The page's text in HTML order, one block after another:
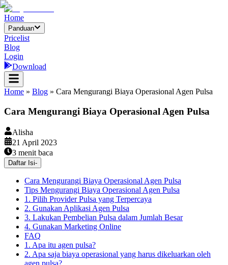
Home
Panduan
Pricelist
Blog
Login
Download
Home » Blog » Cara Mengurangi Biaya Operasional Agen Pulsa
Cara Mengurangi Biaya Operasional Agen Pulsa
Alisha
21 April 2023
3 menit baca
Daftar Isi-
Cara Mengurangi Biaya Operasional Agen Pulsa
Tips Mengurangi Biaya Operasional Agen Pulsa
1. Pilih Provider Pulsa yang Terpercaya
2. Gunakan Aplikasi Agen Pulsa
3. Lakukan Pembelian Pulsa dalam Jumlah Besar
4. Gunakan Marketing Online
FAQ
1. Apa itu agen pulsa?
2. Apa saja biaya operasional yang harus dikeluarkan oleh
agen pulsa?